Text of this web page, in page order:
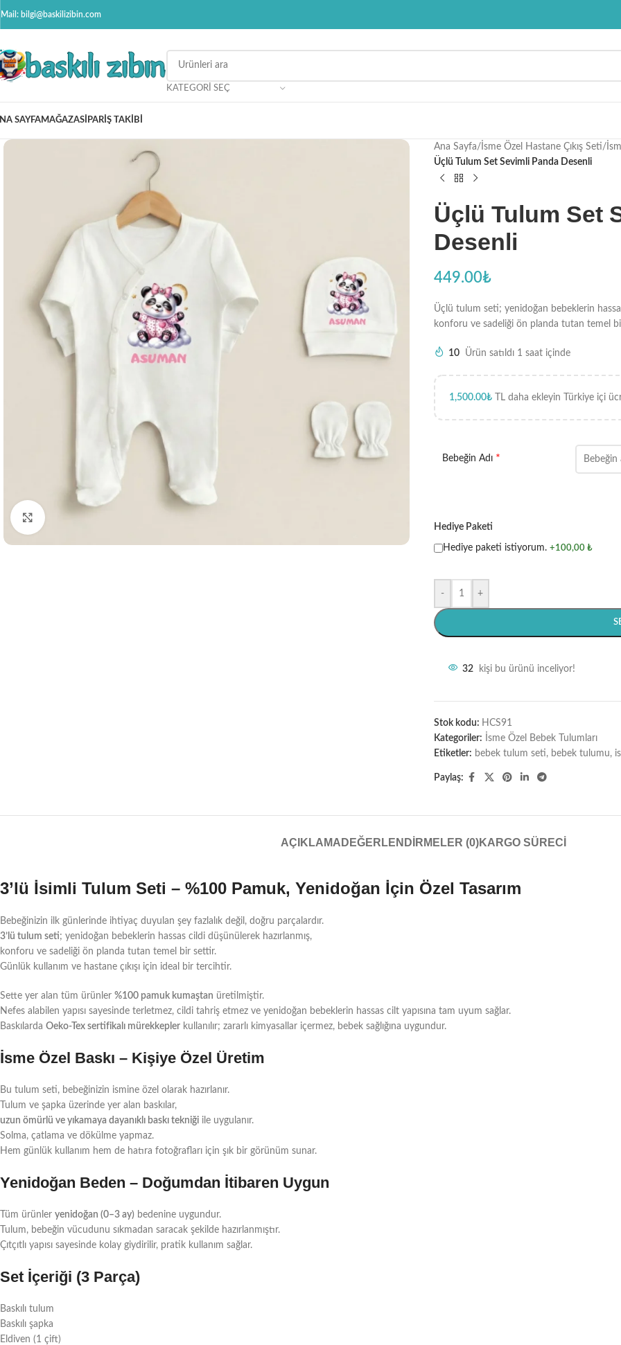
Mail: bilgi@baskilizibin.com
KATEGORI SEÇ
SAYFAMAĞAZASIPARIŞ TAKIBI
Ana Sayfa/ İsme Özel Hastane Çıkış Seti/
Üçlü Tulum Set Sevimli Panda Desenli
Üçlü Tulum Set
Desenli
449.00₺
Üçlü tulum seti; yenidoğan bebeklerin
konforu ve sadeliği ön planda tutan temel
10 Ürün satıldı 1 saat içinde
1,500.00₺TL daha ekleyin Türkiye içi
Bebeğin Adı *
Hediye Paketi
Hediye paketi istiyorum. +100,00 ₺
- +
32 kişi bu ürünü inceliyor!
Stok kodu: HCS91
Kategoriler:
İsme Özel Bebek Tulumları
Etiketler: bebek tulum seti, bebek tulumu,
Paylaş:
AÇIKLAMA DEĞERLENDIRMELER (0)KARGO SÜRECI
3’lü İsimli Tulum Seti – %100 Pamuk, Yenidoğan İçin Özel Tasarım
Bebeğinizin ilk günlerinde ihtiyaç duyulan şey fazlalık değil, doğru parçalardır.
3’lü tulum seti; yenidoğan bebeklerin hassas cildi düşünülerek hazırlanmış,
konforu ve sadeliği ön planda tutan temel bir settir.
Günlük kullanım ve hastane çıkışı için ideal bir tercihtir.
Sette yer alan tüm ürünler %100 pamuk kumaştan üretilmiştir.
Nefes alabilen yapısı sayesinde terletmez, cildi tahriş etmez ve yenidoğan bebeklerin hassas cilt yapısına tam uyum sağlar.
Baskılarda Oeko-Tex sertifikalı mürekkepler kullanılır; zararlı kimyasallar içermez, bebek sağlığına uygundur.
İsme Özel Baskı – Kişiye Özel Üretim
Bu tulum seti, bebeğinizin ismine özel olarak hazırlanır.
Tulum ve şapka üzerinde yer alan baskılar,
uzun ömürlü ve yıkamaya dayanıklı baskı tekniği ile uygulanır.
Solma, çatlama ve dökülme yapmaz.
Hem günlük kullanım hem de hatıra fotoğrafları için şık bir görünüm sunar.
Yenidoğan Beden – Doğumdan İtibaren Uygun
Tüm ürünler yenidoğan (0–3 ay) bedenine uygundur.
Tulum, bebeğin vücudunu sıkmadan saracak şekilde hazırlanmıştır.
Çıtçıtlı yapısı sayesinde kolay giydirilir, pratik kullanım sağlar.
Set İçeriği (3 Parça)
Baskılı tulum
Baskılı şapka
Eldiven (1 çift)